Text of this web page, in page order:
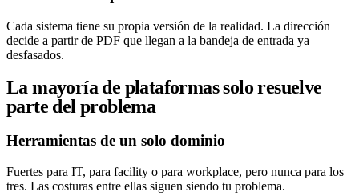
Cada sistema tiene su propia versión de la realidad. La dirección
decide a partir de PDF que llegan a la bandeja de entrada ya
desfasados.
La mayoría de plataformas solo resuelve
parte del problema
Herramientas de un solo dominio
Fuertes para IT, para facility o para workplace, pero nunca para los
tres. Las costuras entre ellas siguen siendo tu problema.